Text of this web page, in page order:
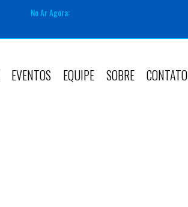
No Ar Agora:
EVENTOS EQUIPE SOBRE CONTATO